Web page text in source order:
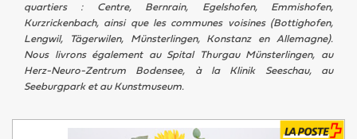
quartiers : Centre, Bernrain, Egelshofen, Emmishofen,
Kurzrickenbach, ainsi que les communes voisines (Bottighofen,
Lengwil, Tägerwilen, Münsterlingen, Konstanz en Allemagne).
Nous livrons également au Spital Thurgau Münsterlingen, au
Herz-Neuro-Zentrum Bodensee, à la Klinik Seeschau, au
Seeburgpark et au Kunstmuseum.